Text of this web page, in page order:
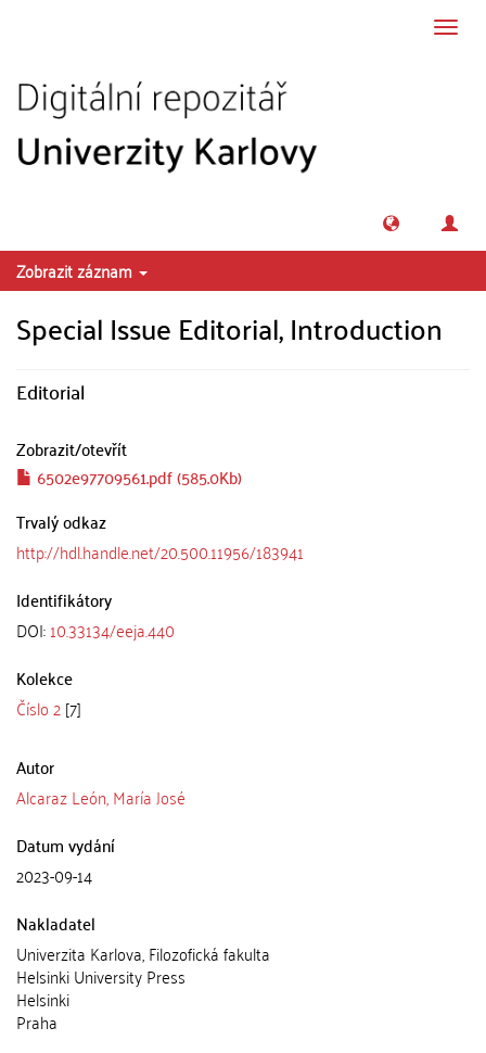
Zobrazit záznam
Special Issue Editorial, Introduction
Editorial
Zobrazit/otevřít
6502e97709561.pdf (585.0Kb)
Trvalý odkaz
http://hdl.handle.net/20.500.11956/183941
Identifikátory
DOI:10.33134/eeja.440
Kolekce
Číslo 2[7]
Autor
Alcaraz León, María José
Datum vydání
2023-09-14
Nakladatel
Univerzita Karlova, Filozofická fakulta
Helsinki University Press
Helsinki
Praha